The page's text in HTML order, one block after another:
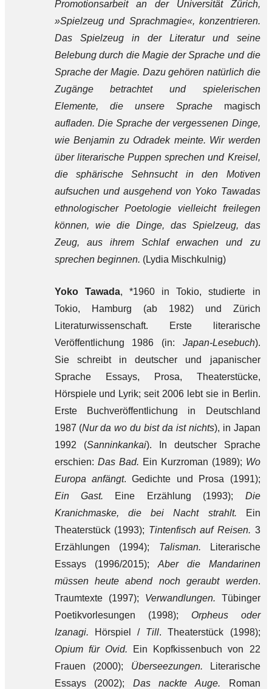
Promotionsarbeit an der Universität Zürich,
»Spielzeug und Sprachmagie«, konzentrieren.
Das Spielzeug in der Literatur und seine
Belebung durch die Magie der Sprache und die
Sprache der Magie. Dazu gehören natürlich die
Zugänge betrachtet und spielerischen
Elemente, die unsere Sprache magisch
aufladen. Die Sprache der vergessenen Dinge,
wie Benjamin zu Odradek meinte. Wir werden
über literarische Puppen sprechen und Kreisel,
die sphärische Sehnsucht in den Motiven
aufsuchen und ausgehend von Yoko Tawadas
ethnologischer Poetologie vielleicht freilegen
können, wie die Dinge, das Spielzeug, das
Zeug, aus ihrem Schlaf erwachen und zu
sprechen beginnen. (Lydia Mischkulnig)
Yoko Tawada, *1960 in Tokio, studierte in
Tokio, Hamburg (ab 1982) und Zürich
Literaturwissenschaft. Erste literarische
Veröffentlichung 1986 (in: Japan-Lesebuch).
Sie schreibt in deutscher und japanischer
Sprache Essays, Prosa, Theaterstücke,
Hörspiele und Lyrik; seit 2006 lebt sie in Berlin.
Erste Buchveröffentlichung in Deutschland
1987 (Nur da wo du bist da ist nichts), in Japan
1992 (Sanninkankai). In deutscher Sprache
erschien: Das Bad. Ein Kurzroman (1989); Wo
Europa anfängt. Gedichte und Prosa (1991);
Ein Gast. Eine Erzählung (1993); Die
Kranichmaske, die bei Nacht strahlt. Ein
Theaterstück (1993); Tintenfisch auf Reisen. 3
Erzählungen (1994); Talisman. Literarische
Essays (1996/2015); Aber die Mandarinen
müssen heute abend noch geraubt werden.
Traumtexte (1997); Verwandlungen. Tübinger
Poetikvorlesungen (1998); Orpheus oder
Izanagi.
Hörspiel /Till. Theaterstück (1998);
Opium für Ovid. Ein Kopfkissenbuch von 22
Frauen (2000); Überseezungen. Literarische
Essays (2002); Das nackte Auge.
Roman